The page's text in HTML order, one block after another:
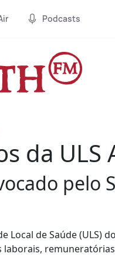
Podcasts
da
pelo
Local de Saúde (ULS)
laborais,